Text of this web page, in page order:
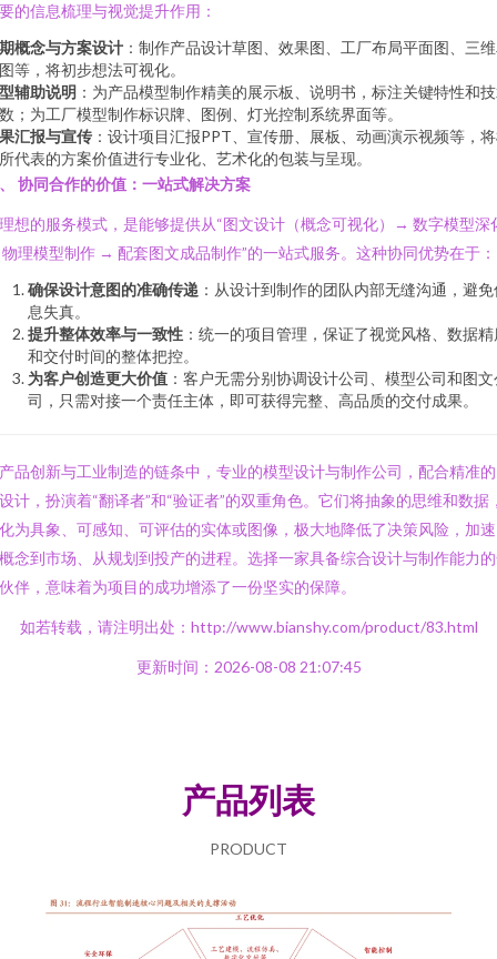
的信息梳理与视觉提升作用：
概念与方案设计 ：制作产品设计草图、效果图、工厂布局平面图、三
等，将初步想法可视化。
辅助说明 ：为产品模型制作精美的展示板、说明书，标注关键特性和
；为工厂模型制作标识牌、图例、灯光控制系统界面等。
汇报与宣传 ：设计项目汇报PPT、宣传册、展板、动画演示视频等，
代表的方案价值进行专业化、艺术化的包装与呈现。
协同合作的价值：一站式解决方案
想的服务模式，是能够提供从“图文设计（概念可视化）→ 数字模型深
理模型制作 → 配套图文成品制作”的一站式服务。这种协同优势在于：
确保设计意图的准确传递 ：从设计到制作的团队内部无缝沟通，避
息失真。
提升整体效率与一致性 ：统一的项目管理，保证了视觉风格、数据
和交付时间的整体把控。
为客户创造更大价值 ：客户无需分别协调设计公司、模型公司和图
司，只需对接一个责任主体，即可获得完整、高品质的交付成果。
品创新与工业制造的链条中，专业的模型设计与制作公司，配合精准
计，扮演着“翻译者”和“验证者”的双重角色。它们将抽象的思维和数据
为具象、可感知、可评估的实体或图像，极大地降低了决策风险，加
念到市场、从规划到投产的进程。选择一家具备综合设计与制作能力
伴，意味着为项目的成功增添了一份坚实的保障。
如若转载，请注明出处：http://www.bianshy.com/product/83.html
更新时间：2026-08-08 21:07:45
产品列表
PRODUCT